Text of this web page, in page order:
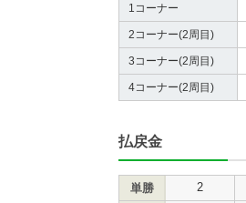
1コーナー
2コーナー(2周目)
3コーナー(2周目)
4コーナー(2周目)
払戻金
単勝 2